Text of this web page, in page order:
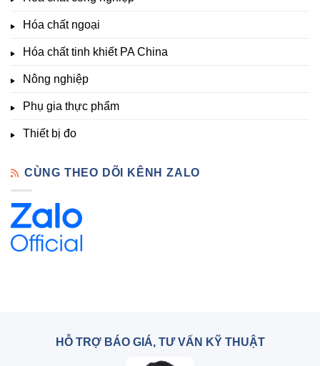
Chất
Hóa chất ngoại
Hóa chất tinh khiết PA China
Nông nghiệp
Phụ gia thực phẩm
Thiết bị đo
CÙNG THEO DÕI KÊNH ZALO
HỖ TRỢ BÁO GIÁ, TƯ VẤN KỸ THUẬT